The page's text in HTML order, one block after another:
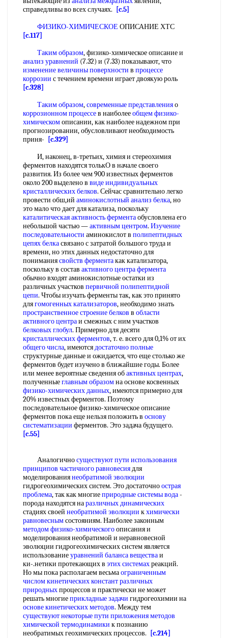
справедливы во всех случаях.
[c.5]
ФИЗИКО-ХИМИЧЕСКОЕ ОПИСАНИЕ ХТС
[c.117]
Таким образом, физико-химическое описание и
анализ уравнений (7.32) и (7.33) показывают, что
изменение величины поверхности в процессе
коррозии с течением времени играет двоякую роль
[c.328]
Таким образом,современные представленияо
коррозионном процессев наиболееобщем физико-
химическомописании, как наиболее надежном при
прогнозировании, обусловливают необходимость
приня-
[c.329]
И, наконец, в-третьих, химия и стереохимия
ферментов находятся толькО в начале своего
развития. Из более чем 900 известных ферментов
около 200 выделено в виде индивидуальных
кристаллических белков. Сейчас сравнительно легко
провести обш,ий аминокислотный анализ белка, но
это мало что дает для катализа, поскольку
каталитическая активность ферментаобусловлена его
небольшой частью —активным центром. Изучение
последовательности аминокислот в полипептидных
цепях белкасвязано с затратой большого труда и
времени, но этих данных недостаточно для
пониманиясвойств ферментакак катализатора,
поскольку в состав активного центра фермента
обычно входят аминокислотные остатки из
различных участков первичной полипептидной
цепи. Чтобы изучать ферменты так, как это принято
длягомогенных катализаторов, необходимо знать
пространственное строение белков в области
активного центраи смежных с ним участков
белковых глобул. Примерно для десяти
кристаллических ферментов, т. е. всего для 0,1% от их
общего числа, имеютсядостаточно полные
структурные данные и ожидается, что еще столько же
ферментов будет изучено в ближайшие годы. Более
или менее вероятные сведения обактивных центрах,
полученныеглавным образомна основе косвенных
физико-химических данных, имеются примерно для
20% известных ферментов. Поэтому
последовательное физико-химическое описание
ферментов пока еще нельзя положить в основу
систематизации ферментов. Это задача будущего.
[c.55]
Аналогичносуществуют пути использования
принципов частичного равновесиядля
моделированиянеобратимой эволюции
гидрогеохимических систем. Это достаточноострая
проблема, так как многиеприродные системы вода-
порода находятся наразличных динамических
стадиях своей необратимой эволюции кхимически
равновеснымсостояниям. Наиболее законным
методом физико-химическогоописания и
моделирования необратимой и неравновесной
эволюции гидрогеохимических систем является
использованиеуравнений баланса веществаи
ки-.нетики протекающих в этих системахреакций.
Но мы пока располагаем весьмаограниченным
числомкинетических константразличных
природныхпроцессов и практически не может
решать многиеприкладные задачи гидрогеохимии на
основе кинетических методов. Между тем
существуют некоторыепути приложенияметодов
химической термодинамики к познанию
необратимых геохимических процессов.
[c.214]